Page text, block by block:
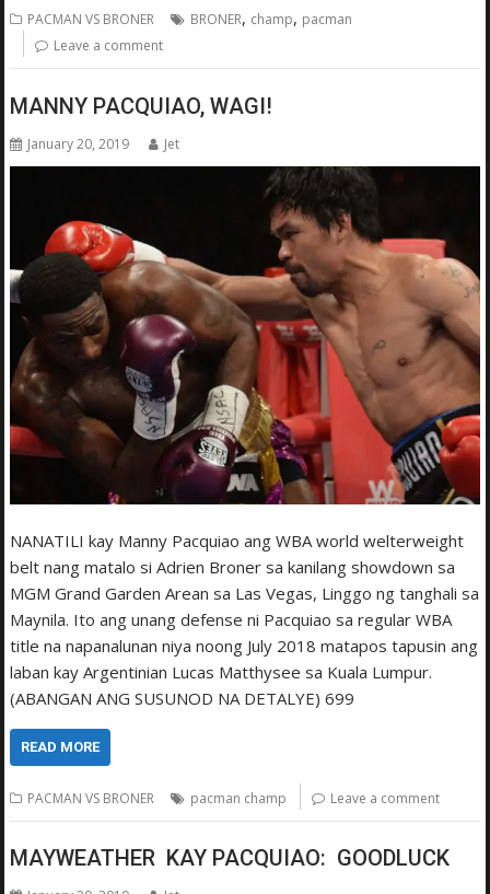
PACMAN VS BRONER BRONER, champ, pacman
Leave a comment
MANNY PACQUIAO, WAGI!
January 20, 2019 Jet
NANATILI kay Manny Pacquiao ang WBA world welterweight
belt nang matalo si Adrien Broner sa kanilang showdown sa
MGM Grand Garden Arean sa Las Vegas, Linggo ng tanghali sa
Maynila. Ito ang unang defense ni Pacquiao sa regular WBA
title na napanalunan niya noong July 2018 matapos tapusin ang
laban kay Argentinian Lucas Matthysee sa Kuala Lumpur.
(ABANGAN ANG SUSUNOD NA DETALYE) 699
READ MORE
PACMAN VS BRONER pacman champ Leave a comment
MAYWEATHER KAY PACQUIAO: GOODLUCK